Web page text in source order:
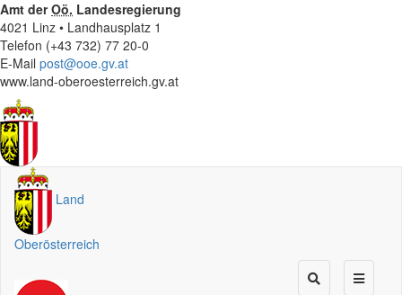
Amt derOö. Landesregierung
4021 Linz • Landhausplatz 1
Telefon (+43 732) 77 20-0
E-Mail post@ooe.gv.at
www.land-oberoesterreich.gv.at
Land
Oberösterreich